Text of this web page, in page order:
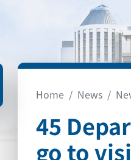
Home News
45
go to